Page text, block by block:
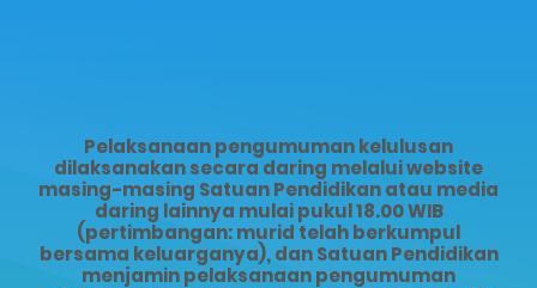
Pelaksanaan pengumuman kelulusan
dilaksanakan secara daring melalui website
masing-masing Satuan Pendidikan atau media
daring lainnya mulai pukul 18.00 WIB
(pertimbangan: murid telah berkumpul
bersama keluarganya), dan Satuan Pendidikan
menjamin pelaksanaan pengumuman